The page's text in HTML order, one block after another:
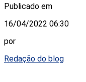
Publicado em
16/04/2022 06:30
por
Redação do blog